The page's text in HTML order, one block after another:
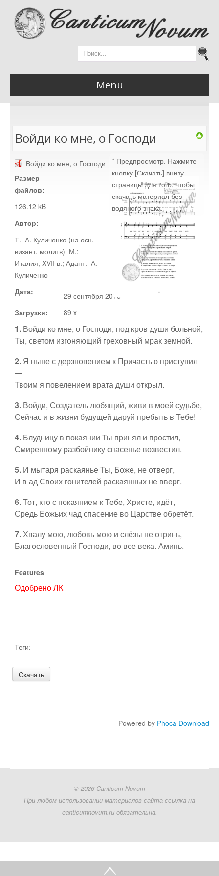
Menu
Новости
Материалы
Документы
Статьи Ноты
Адвент
Рождество
Великий пост
Пасха
Пятидесятница
Рядовое время
Ординарий Мессы
Евхаристические
Ко святым
Предложить
Канторы
Поддержать
Контакты
Ссылки
Образовательные проекты
Войди ко мне, о Господи
* Предпросмотр. Нажмите
кнопку [Скачать] внизу
страницы для того, чтобы
скачать материал без
водяного знака.
Войди ко мне, о Господи
Размер
файлов:
126.12 kB
Автор:
Т.: А. Куличенко (на осн.
визант. молитв); М.:
Италия, XVII в.; Адапт.: А.
Куличенко
Дата:
29 сентября 2015
Загрузки:
89 x
1. Войди ко мне, о Господи, под кров души больной,
Ты, светом изгоняющий греховный мрак земной.
2. Я ныне с дерзновением к Причастью приступил
—
Твоим я повелением врата души открыл.
3. Войди, Создатель любящий, живи в моей судьбе,
Сейчас и в жизни будущей даруй пребыть в Тебе!
4. Блудницу в покаянии Ты принял и простил,
Смиренному разбойнику спасенье возвестил.
5. И мытаря раскаянье Ты, Боже, не отверг,
И в ад Своих гонителей раскаянных не вверг.
6.Тот, кто с покаянием к Тебе, Христе, идёт,
Средь Божьих чад спасение во Царстве обретёт.
7.Хвалу мою, любовь мою и слёзы не отринь,
Благословенный Господи, во все века. Аминь.
Features
Одобрено ЛК
Теги:
Powered by Phoca Download
© 2026 Canticum Novum
При любом использовании материалов сайта ссылка на
canticumnovum.ru обязательна.